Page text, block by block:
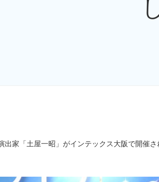
出家「土屋一昭」がインテックス大阪で開催